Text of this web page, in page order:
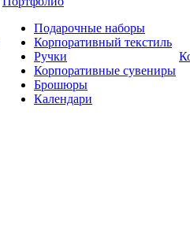
Подарочные наборы
Корпоративный текстиль
Ручки
Корпоративные сувениры
Брошюры
Календари